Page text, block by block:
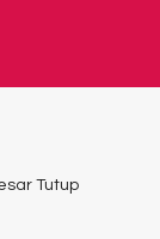
Tutup